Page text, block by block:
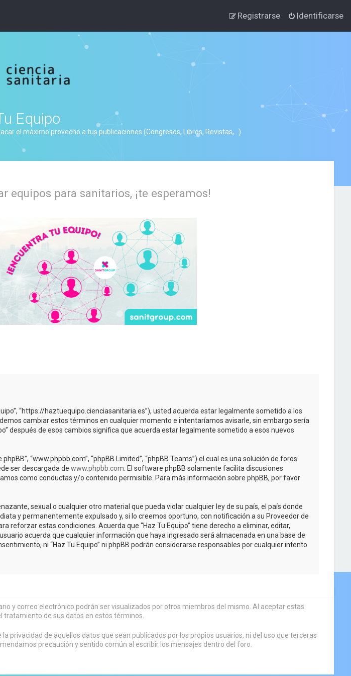
Identificarse
Registrarse
Equipo
el máximo provecho a tus publicaciones (Congresos, Libros, Revistas,...)
equipos para sanitarios, ¡te esperamos!
“https://haztuequipo.cienciasanitaria.es”), usted acuerda estar legalmente sometido a los
cambiar estos términos en cualquier momento e intentaríamos avisarle, sin embargo sería
después de esos cambios significa que acuerda estar legalmente sometido a esos nuevos
“www.phpbb.com”, “phpBB Limited”, “phpBB Teams”) el cual es una solución de foros
ser descargada de www.phpbb.com . El software phpBB solamente facilita discusiones
como conductas y/o contenido permisible. Para más información sobre phpBB, por favor
sexual o cualquier otro material que pueda violar cualquier ley de su país, el país donde
y permanentemente expulsado y, si lo creemos oportuno, con notificación a su Proveedor de
reforzar estas condiciones. Acuerda que “Haz Tu Equipo” tiene derecho a eliminar, editar,
acuerda que cualquier información que haya ingresado será almacenada en una base de
ni “Haz Tu Equipo” ni phpBB podrán considerarse responsables por cualquier intento
y correo electrónico podrán ser visualizados por otros miembros del mismo. Al aceptar estas
de sus datos en estos términos.
privacidad de aquellos datos que sean publicados por los propios usuarios, ni del uso que terceras
precaución y sentido común al escribir los mensajes dentro del foro.